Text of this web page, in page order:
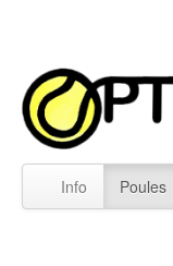
Info Poules